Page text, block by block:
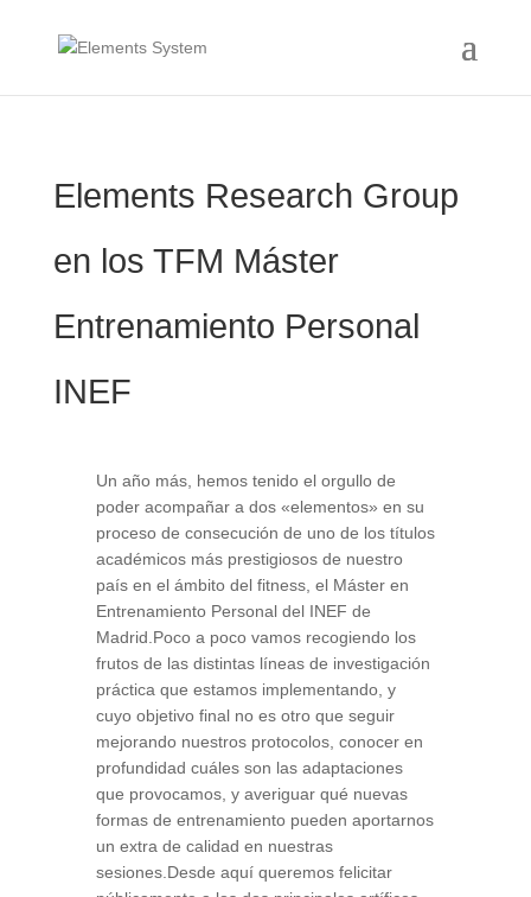
Elements Research Group
en los TFM Máster
Entrenamiento Personal
INEF
Un año más, hemos tenido el orgullo de
poder acompañar a dos «elementos» en su
proceso de consecución de uno de los títulos
académicos más prestigiosos de nuestro
país en el ámbito del fitness, el Máster en
Entrenamiento Personal del INEF de
Madrid.Poco a poco vamos recogiendo los
frutos de las distintas líneas de investigación
práctica que estamos implementando, y
cuyo objetivo final no es otro que seguir
mejorando nuestros protocolos, conocer en
profundidad cuáles son las adaptaciones
que provocamos, y averiguar qué nuevas
formas de entrenamiento pueden aportarnos
un extra de calidad en nuestras
sesiones.Desde aquí queremos felicitar